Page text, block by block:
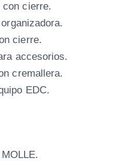
con cierre.
cierre.
accesorios.
cremallera.
EDC.